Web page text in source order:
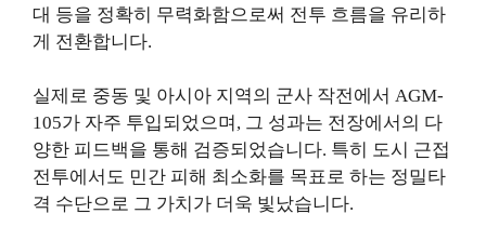
대 등을 정확히 무력화함으로써 전투 흐름을 유리하
게 전환합니다.
실제로 중동 및 아시아 지역의 군사 작전에서 AGM-
105가 자주 투입되었으며, 그 성과는 전장에서의 다
양한 피드백을 통해 검증되었습니다. 특히 도시 근접
전투에서도 민간 피해 최소화를 목표로 하는 정밀타
격 수단으로 그 가치가 더욱 빛났습니다.